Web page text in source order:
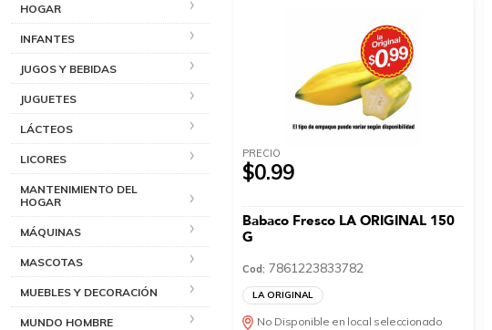
HOGAR
INFANTES
JUGOS Y BEBIDAS
JUGUETES
LÁCTEOS
LICORES
MANTENIMIENTO DEL
HOGAR
MÁQUINAS
MASCOTAS
MUEBLES Y DECORACIÓN
MUNDO HOMBRE
PRECIO
$0.99
Babaco Fresco LA ORIGINAL 150
G
Cod: 7861223833782
LA ORIGINAL
No Disponible en local seleccionado